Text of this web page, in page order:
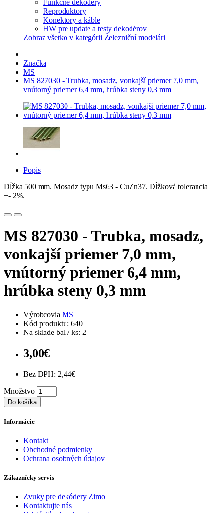
Funkčné dekodéry
Reproduktory
Konektory a káble
HW pre update a testy dekodérov
Zobraz všetko v kategórii Železniční modelári
Značka
MS
MS 827030 - Trubka, mosadz, vonkajší priemer 7,0 mm,
vnútorný priemer 6,4 mm, hrúbka steny 0,3 mm
Popis
Dĺžka 500 mm. Mosadz typu Ms63 - CuZn37. Dĺžková tolerancia
+- 2%.
MS 827030 - Trubka, mosadz,
vonkajší priemer 7,0 mm,
vnútorný priemer 6,4 mm,
hrúbka steny 0,3 mm
Výrobcovia MS
Kód produktu: 640
Na sklade bal / ks: 2
3,00€
Bez DPH: 2,44€
Množstvo
Do košíka
Informácie
Kontakt
Obchodné podmienky
Ochrana osobných údajov
Zákaznícky servis
Zvuky pre dekódery Zimo
Kontaktujte nás